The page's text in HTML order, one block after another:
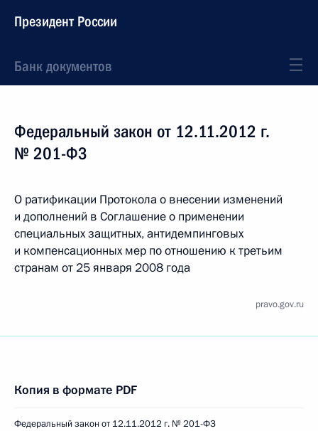
Президент России
Банк документов
Федеральный закон от 12.11.2012 г.
№ 201-ФЗ
О ратификации Протокола о внесении изменений
и дополнений в Соглашение о применении
специальных защитных, антидемпинговых
и компенсационных мер по отношению к третьим
странам от 25 января 2008 года
pravo.gov.ru
Копия в формате PDF
Федеральный закон от 12.11.2012 г. № 201-ФЗ